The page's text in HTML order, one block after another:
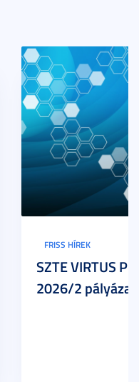
FRISS HÍREK
SZTE VIRTUS
2026/2